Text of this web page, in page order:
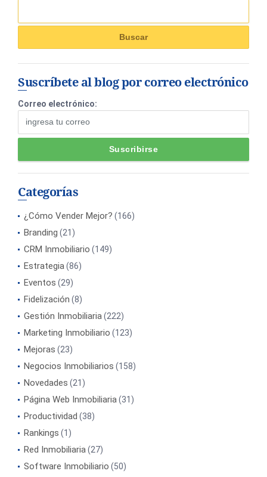
Suscríbete al blog por correo electrónico
Correo electrónico:
Categorías
¿Cómo Vender Mejor? (166)
Branding (21)
CRM Inmobiliario (149)
Estrategia(86)
Eventos (29)
Fidelización (8)
Gestión Inmobiliaria(222)
Marketing Inmobiliario (123)
Mejoras (23)
Negocios Inmobiliarios (158)
Novedades (21)
Página Web Inmobiliaria(31)
Productividad (38)
Rankings (1)
Red Inmobiliaria(27)
Software Inmobiliario (50)